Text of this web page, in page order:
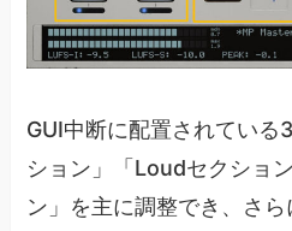
GUI中断に配置されている
ション」「Loudセクショ
ン」を主に調整でき、さ